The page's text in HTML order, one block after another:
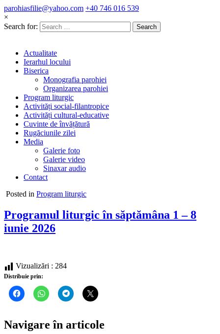
parohiasfilie@yahoo.com +40 746 016 539
×
Search for:
Actualitate
Ierarhul locului
Biserica
Monografia parohiei
Organizarea parohiei
Program liturgic
Activități social-filantropice
Activități cultural-educative
Cuvinte de învățătură
Rugăciunile zilei
Media
Galerie foto
Galerie video
Sinaxar audio
Contact
Posted in Program liturgic
Programul liturgic în săptămâna 1 – 8
iunie 2026
Vizualizări : 284
Distribuie prin:
Navigare în articole